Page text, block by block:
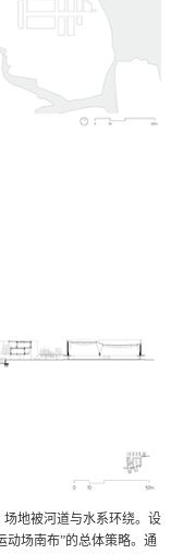
地被河道与水系环绕。设
动场南布”的总体策略。通